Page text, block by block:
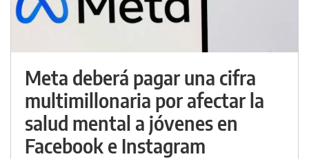
Meta deberá pagar una cifra
multimillonaria por afectar la
salud mental a jóvenes en
Facebook e Instagram